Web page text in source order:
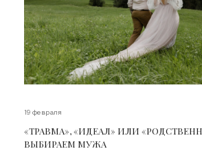
19 февраля
«ТРАВМА», «ИДЕАЛ» ИЛИ
ВЫБИРАЕМ МУЖА